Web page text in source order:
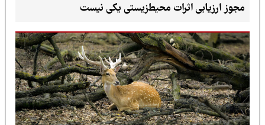
مجوز ارزیابی اثرات محیط‌زیستی یکی نیست